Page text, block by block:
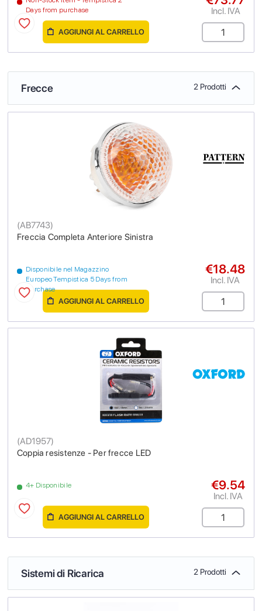
Days from purchase
Incl. IVA
AGGIUNGI AL CARRELLO
Frecce 2 Prodotti
Freccia Completa Anteriore Sinistra
(AB7743)
Disponibile nel Magazzino
Europeo Tempistica 5 Days from
purchase
€18.48
Incl. IVA
AGGIUNGI AL CARRELLO
Coppia resistenze - Per frecce LED
(AD1957)
4+ Disponibile €9.54
Incl. IVA
AGGIUNGI AL CARRELLO
Sistemi di Ricarica 2 Prodotti